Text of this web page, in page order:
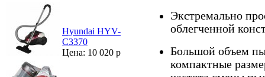
Hyundai HYV-
C3370
Цена: 10 020 р
Экстремально
облегченной
Большой объем
компактные